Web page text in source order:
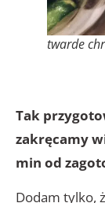
twarde
Tak
zakręcamy
min od
Dodam tylko,